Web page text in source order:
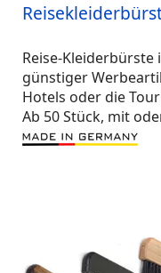
Reise-Kleiderbürste
günstiger
Hotels oder die
Ab 50 Stück, mit